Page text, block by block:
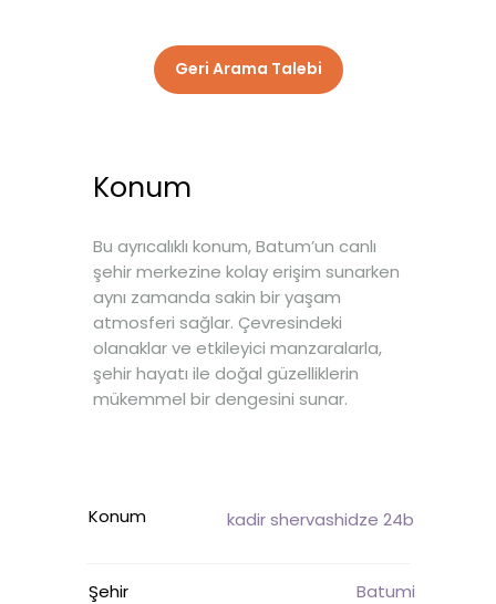
Geri Arama Talebi
Konum
Bu ayrıcalıklı konum, Batum’un canlı
şehir merkezine kolay erişim sunarken
aynı zamanda sakin bir yaşam
atmosferi sağlar. Çevresindeki
olanaklar ve etkileyici manzaralarla,
şehir hayatı ile doğal güzelliklerin
mükemmel bir dengesini sunar.
Şehir Batumi
kadir shervashidze 24b
Konum